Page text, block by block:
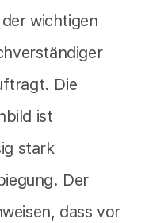
wichtigen
Die
ist
stark
Der
dass vor